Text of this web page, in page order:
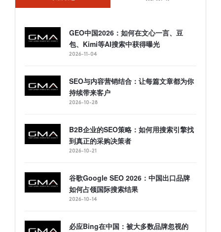
GEO中国2026：如何在文心一言、豆
包、Kimi等AI搜索中获得曝光
2026-11-04
SEO与内容营销结合：让每篇文章都为你
持续带来客户
2026-10-28
B2B企业的SEO策略：如何用搜索引擎找
到真正的采购决策者
2026-10-21
谷歌Google SEO 2026：中国出口品牌
如何占领国际搜索结果
2026-10-14
必应Bing在中国：被大多数品牌忽视的